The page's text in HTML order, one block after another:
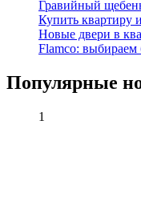
Гравийный
Купить квартиру
Новые двери в
Flamco: выбираем
Популярные
1